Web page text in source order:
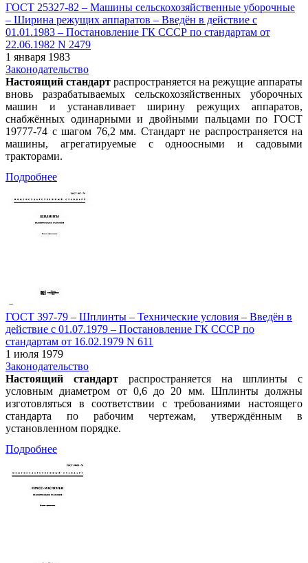
ГОСТ 25327-82 – Машины сельскохозяйственные уборочные
– Ширина режущих аппаратов – Введён в действие c
01.01.1983 – Постановление ГК СССР по стандартам от
22.06.1982 N 2479
1 января 1983
Законодательство
Настоящий стандарт распространяется на режущие аппараты
вновь разрабатываемых сельскохозяйственных уборочных
машин и устанавливает ширину режущих аппаратов,
снабжённых одинарными и двойными пальцами по ГОСТ
19777-74 с шагом 76,2 мм. Стандарт не распространяется на
машины, агрегатируемые с одноосными и садовыми
тракторами.
Подробнее
ГОСТ 397-79 – Шплинты – Технические условия – Введён в
действие c 01.07.1979 – Постановление ГК СССР по
стандартам от 16.02.1979 N 611
1 июля 1979
Законодательство
Настоящий стандарт распространяется на шплинты с
условным диаметром от 0,6 до 20 мм. Шплинты должны
изготовляться в соответствии с требованиями настоящего
стандарта по рабочим чертежам, утверждённым в
установленном порядке.
Подробнее